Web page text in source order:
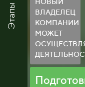
Этапы
ВЛАДЕЛЕЦ
КОМПАНИИ
МОЖЕТ